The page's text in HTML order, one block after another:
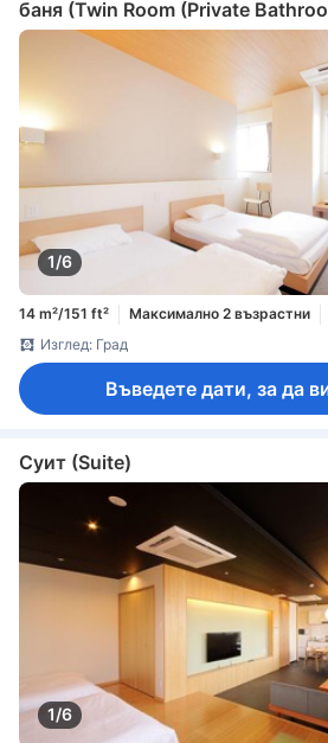
баня (Twin Room (Private
1/6
14 m²/151 ft² Максимално 2 възрастни
Изглед: Град
Въведете дати, за да
Суит (Suite)
1/6